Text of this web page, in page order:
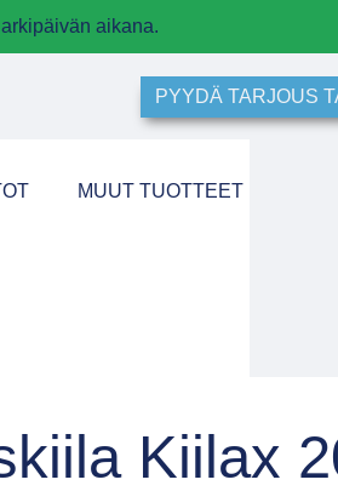
aikana.
PYYDÄ TARJOUS
MUUT TUOTTEET
Kiilax